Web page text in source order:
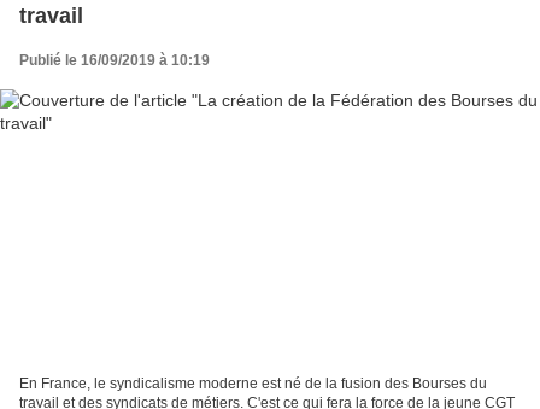
travail
Publié le 16/09/2019 à 10:19
En France, le syndicalisme moderne est né de la fusion des Bourses du
travail et des syndicats de métiers. C'est ce qui fera la force de la jeune CGT